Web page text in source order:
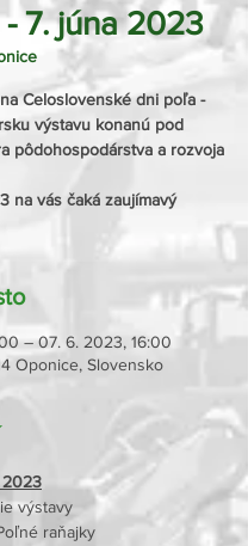
7. júna 2023
Celoslovenské dni poľa -
výstavu konanú pod
pôdohospodárstva a rozvoja
na vás čaká zaujímavý
– 07. 6. 2023, 16:00
Oponice, Slovensko
2023
výstavy
raňajky